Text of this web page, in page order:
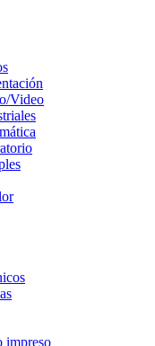
Video
impreso